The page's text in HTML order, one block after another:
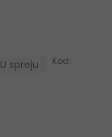
U spreju
Kod: